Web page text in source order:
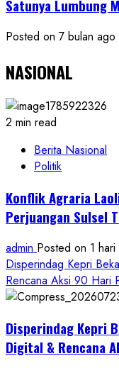
Satunya Lumbung
Posted on 7 bulan ago
NASIONAL
2 min read
Berita Nasional
Politik
Konflik Agraria
Perjuangan Sulsel
admin Posted on 1 hari
Disperindag Kepri
Rencana Aksi 90 Hari
Disperindag Kepri
Digital & Rencana